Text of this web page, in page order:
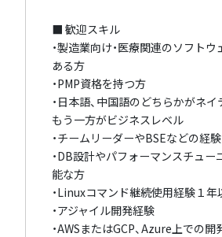
■ 歓迎スキル
・製造業向け・医療関連のソフト
ある方
・PMP資格を持つ方
・日本語、中国語のどちらかがネイ
もう一方がビジネスレベル
・チームリーダーやBSEなどの経験
・DB設計やパフォーマンスチュー
能な方
・Linuxコマンド継続使用経験１年
・アジャイル開発経験
・AWSまたはGCP、Azure上での開